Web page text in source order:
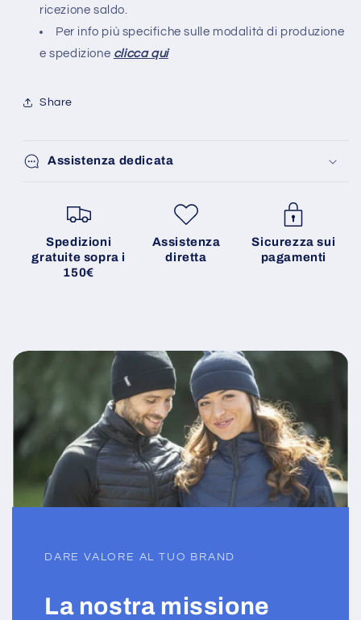
ricezione saldo.
Per info più specifiche sulle modalità di produzione
e spedizione clicca qui
Share
Assistenza dedicata
Spedizioni
gratuite sopra i
150€
Assistenza
diretta
Sicurezza sui
pagamenti
DARE VALORE AL TUO BRAND
La nostra missione